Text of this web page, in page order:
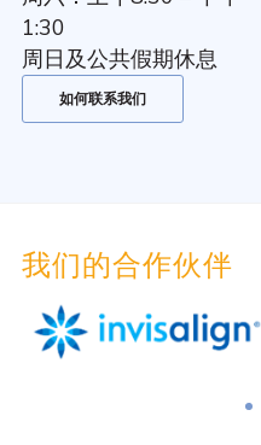
1:30
周日及公共假期休息
如何联系我们
我们的合作伙伴